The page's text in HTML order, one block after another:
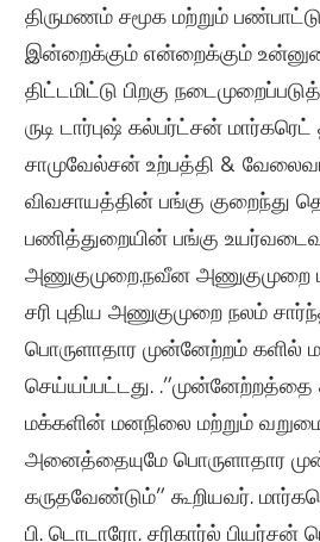
திருமணம் சமூக மற்றும்
இன்றைக்கும் என்றைக்கும்
திட்டமிட்டு பிறகு
ருடி டார்புஷ்கல்பர்ட்சன்மார்கரெட்
சாமுவேல்சன்உற்பத்தி &
விவசாயத்தின் பங்கு குறைந்து
பணித்துறையின் பங்கு
அணுகுமுறை.நவீன அணுகுமுறை
சரி புதிய அணுகுமுறைநலம்
பொருளாதார முன்னேற்றம் களில்
செய்யப்பட்டது. .”முன்னேற்றத்தை
மக்களின் மனநிலை மற்றும்
அனைத்தையுமே பொருளாதார
கருதவேண்டும்” கூறியவர்.
பி. டொடாரோ. சரிகார்ல் பியர்சன்